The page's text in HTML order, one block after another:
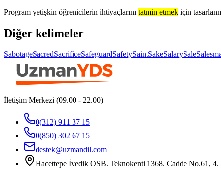
Program yetişkin öğrenicilerin ihtiyaçlarını tatmin etmek için
Diğer kelimeler
SabotageSacredSacrificeSafeguardSafetySaintSakeSalarySale
İletişim Merkezi (09.00 - 22.00)
0(312) 911 37 15
0(850) 302 67 15
destek@uzmandil.com
Hacettepe İvedik OSB. Teknokenti 1368. Cadde No.61,